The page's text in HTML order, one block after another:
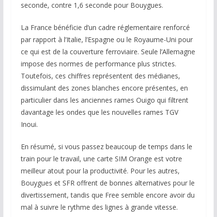
seconde, contre 1,6 seconde pour Bouygues.
La France bénéficie d’un cadre réglementaire renforcé
par rapport à l’Italie, l’Espagne ou le Royaume-Uni pour
ce qui est de la couverture ferroviaire. Seule l’Allemagne
impose des normes de performance plus strictes.
Toutefois, ces chiffres représentent des médianes,
dissimulant des zones blanches encore présentes, en
particulier dans les anciennes rames Ouigo qui filtrent
davantage les ondes que les nouvelles rames TGV
Inoui.
En résumé, si vous passez beaucoup de temps dans le
train pour le travail, une carte SIM Orange est votre
meilleur atout pour la productivité. Pour les autres,
Bouygues et SFR offrent de bonnes alternatives pour le
divertissement, tandis que Free semble encore avoir du
mal à suivre le rythme des lignes à grande vitesse.